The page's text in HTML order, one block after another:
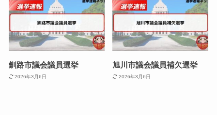
釧路市議会議員選挙
2026年3月6日
旭川市議会議員補欠選挙
2026年3月6日